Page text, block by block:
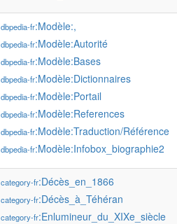
dbpedia-fr:Modèle:,
dbpedia-fr:Modèle:Autorité
dbpedia-fr:Modèle:Bases
dbpedia-fr:Modèle:Dictionnaires
dbpedia-fr:Modèle:Portail
dbpedia-fr:Modèle:References
dbpedia-fr:Modèle:Traduction/Référence
dbpedia-fr:Modèle:Infobox_biographie2
category-fr:Décès_en_1866
category-fr:Décès_à_Téhéran
category-fr:Enlumineur_du_XIXe_siècle